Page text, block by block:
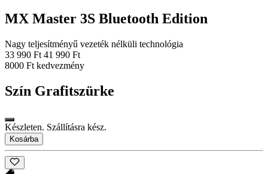
MX Master 3S Bluetooth Edition
Nagy teljesítményű vezeték nélküli technológia
33 990 Ft 41 990 Ft
8000 Ft kedvezmény
Szín Grafitszürke
Készleten. Szállításra kész.
Kosárba